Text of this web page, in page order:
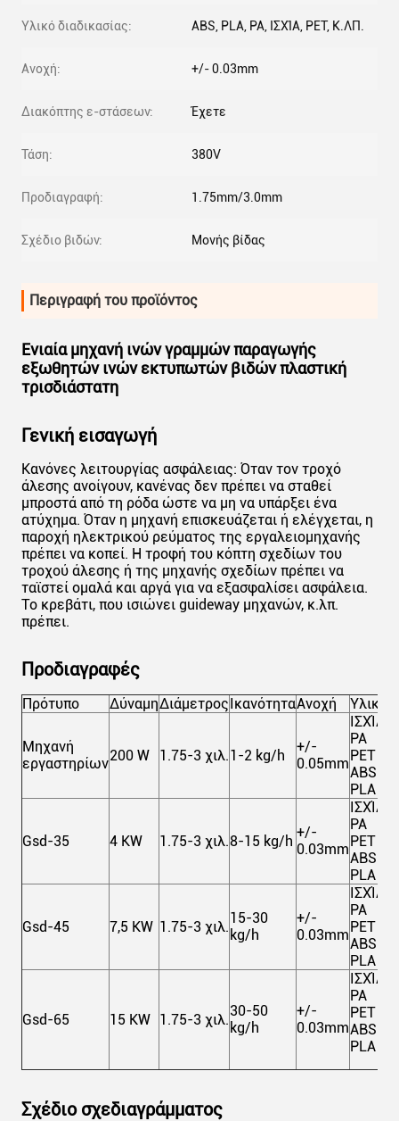
Υλικό διαδικασίας: ABS, PLA, PA, ΙΣΧΊΑ, PET, Κ.ΛΠ.
Ανοχή: +/- 0.03mm
Διακόπτης ε-στάσεων: Έχετε
Τάση: 380V
Προδιαγραφή: 1.75mm/3.0mm
Σχέδιο βιδών: Μονής βίδας
Περιγραφή του προϊόντος
Ενιαία μηχανή ινών γραμμών παραγωγής
εξωθητών ινών εκτυπωτών βιδών πλαστική
τρισδιάστατη
Γενική εισαγωγή
Κανόνες λειτουργίας ασφάλειας: Όταν τον τροχό
άλεσης ανοίγουν, κανένας δεν πρέπει να σταθεί
μπροστά από τη ρόδα ώστε να μη να υπάρξει ένα
ατύχημα. Όταν η μηχανή επισκευάζεται ή ελέγχεται, η
παροχή ηλεκτρικού ρεύματος της εργαλειομηχανής
πρέπει να κοπεί. Η τροφή του κόπτη σχεδίων του
τροχού άλεσης ή της μηχανής σχεδίων πρέπει να
ταϊστεί ομαλά και αργά για να εξασφαλίσει ασφάλεια.
Το κρεβάτι, που ισιώνει guideway μηχανών, κ.λπ.
πρέπει.
Προδιαγραφές
Πρότυπο ΔύναμηΔιάμετροςΙκανότηταΑνοχή Υλικό
Μηχανή
εργαστηρίων200 W 1.75-3 χιλ.1-2 kg/h
+/-
0.05mm
ΙΣΧΊΑ
PA
PET
ABS
PLA
Gsd-35 4 KW 1.75-3 χιλ.8-15 kg/h
+/-
0.03mm
ΙΣΧΊΑ
PA
PET
ABS
PLA
Gsd-45 7,5 KW 1.75-3 χιλ.
15-30
kg/h
+/-
0.03mm
ΙΣΧΊΑ
PA
PET
ABS
PLA
Gsd-65 15 KW 1.75-3 χιλ.
30-50
kg/h
+/-
0.03mm
ΙΣΧΊΑ
PA
PET
ABS
PLA
Σχέδιο σχεδιαγράμματος